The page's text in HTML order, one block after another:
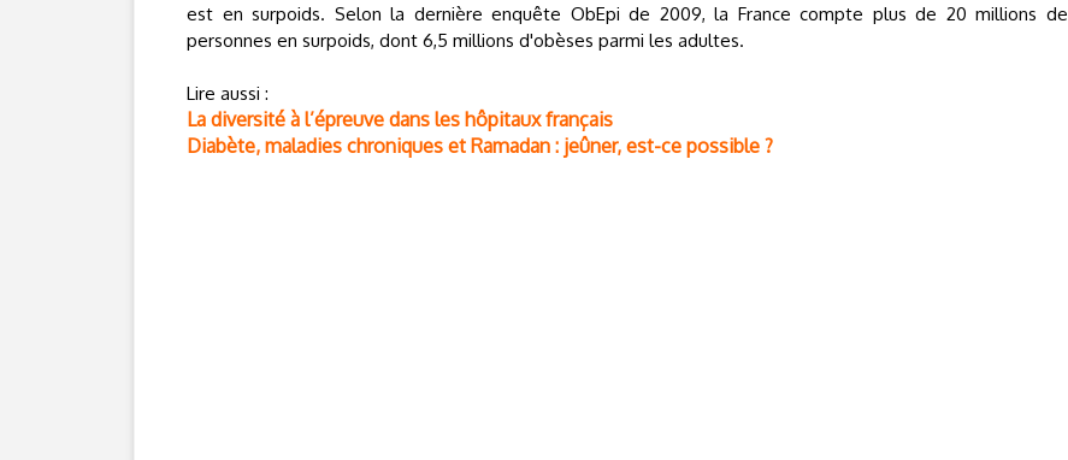
est en surpoids. Selon la dernière enquête ObEpi de 2009, la France compte plus de 20 millions de
personnes en surpoids, dont 6,5 millions d'obèses parmi les adultes.
Lire aussi :
La diversité à l’épreuve dans les hôpitaux français
Diabète, maladies chroniques et Ramadan : jeûner, est-ce possible ?